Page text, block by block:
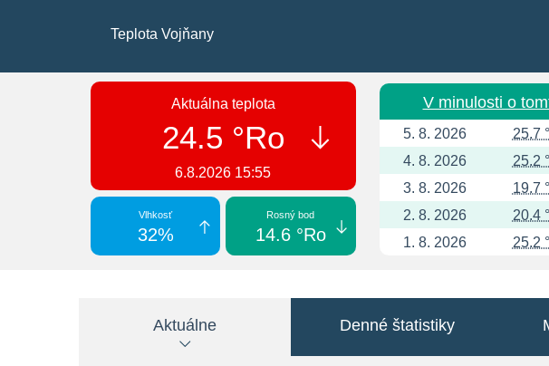
Teplota Vojňany
Aktuálna teplota
24.5 °Ro
6.8.2026 15:55
Vlhkosť
32%
Rosný bod
14.6 °Ro
V minulosti o
5. 8. 2026 25.7
4. 8. 2026
25.2
3. 8. 2026
19.7
2. 8. 2026
20.4
1. 8. 2026
25.2
Aktuálne Denné štatistiky